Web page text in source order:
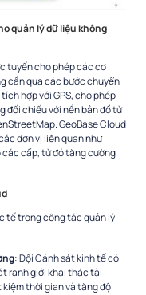
quản lý dữ liệu không
tuyến cho phép các cơ
cần qua các bước chuyển
hợp với GPS, cho phép
đối chiếu với nền bản đồ từ
GeoBase Cloud
đơn vị liên quan như
cấp, từ đó tăng cường
tế trong công tác quản lý
: Đội Cảnh sát kinh tế có
ranh giới khai thác tài
thời gian và tăng độ